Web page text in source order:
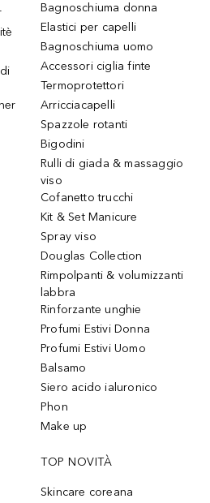
Bagnoschiuma donna
Elastici per capelli
Bagnoschiuma uomo
Accessori ciglia finte
Termoprotettori
Arricciacapelli
Spazzole rotanti
Bigodini
Rulli di giada & massaggio
viso
Cofanetto trucchi
Kit & Set Manicure
Spray viso
Douglas Collection
Rimpolpanti & volumizzanti
labbra
Rinforzante unghie
Profumi Estivi Donna
Profumi Estivi Uomo
Balsamo
Siero acido ialuronico
Phon
Make up
TOP NOVITÀ
Skincare coreana